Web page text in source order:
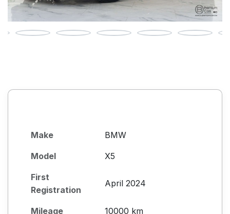
Make BMW
Model X5
First
Registration
April 2024
Mileage 10000 km